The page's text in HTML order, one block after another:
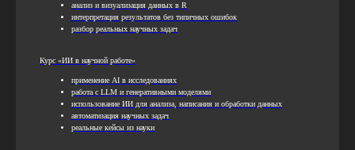
анализ и визуализация данных в R
интерпретация результатов без типичных ошибок
разбор реальных научных задач
Курс «ИИ в научной работе»
применение AI в исследованиях
работа с LLM и генеративными моделями
использование ИИ для анализа, написания и обработки данных
автоматизация научных задач
реальные кейсы из науки